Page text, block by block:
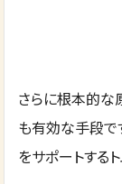
さらに根本的な
も有効な手段で
をサポートする